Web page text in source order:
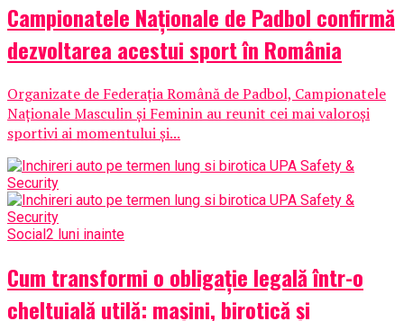
Campionatele Naționale de Padbol confirmă
dezvoltarea acestui sport în România
Organizate de Federația Română de Padbol, Campionatele
Naționale Masculin și Feminin au reunit cei mai valoroși
sportivi ai momentului și...
Social 2 luni inainte
Cum transformi o obligație legală într-o
cheltuială utilă: mașini, birotică și